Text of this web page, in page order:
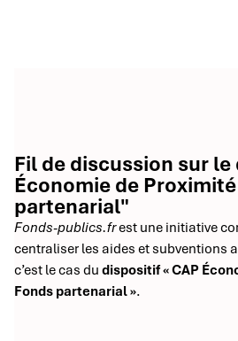
Fil de discussion sur
Économie de
partenarial"
Fonds-publics.frest une initiative
centraliser les aides et subventions
c’est le cas du dispositif « CAP
Fonds partenarial ».